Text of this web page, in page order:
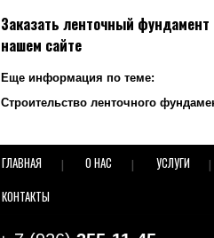
Заказать ленточный
нашем сайте
Еще информация по теме:
Строительство ленточного
ГЛАВНАЯ О НАС УСЛУГИ
КОНТАКТЫ